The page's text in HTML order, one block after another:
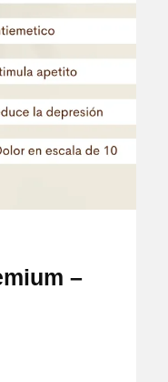
–